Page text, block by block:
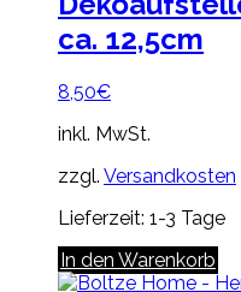
ca. 12,5cm
8,50€
inkl. MwSt.
zzgl. Versandkosten
Lieferzeit: 1-3 Tage
In den Warenkorb